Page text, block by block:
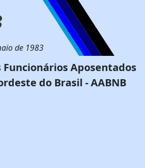
de 1983
Funcionários Aposentados
do Brasil - AABNB